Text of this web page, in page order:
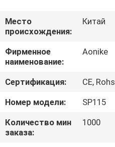
О
НАС
ПУТЕШЕСТВИЕ
ФАБРИКИ
ПРОВЕРКА
КАЧЕСТВА
Место
происхождения:
Китай
Фирменное
наименование:
Aonike
Сертификация:
CE, Rohs
Номер модели:
SP115
Количество мин
заказа:
1000